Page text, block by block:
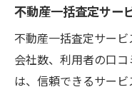
門真市の市
方法
不動産一括査定サー
不動産一括査定サー
会社数、利用者の口
は、信頼できるサー